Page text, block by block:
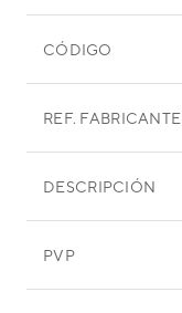
CÓDIGO
REF. FABRICANTE
DESCRIPCIÓN
PVP